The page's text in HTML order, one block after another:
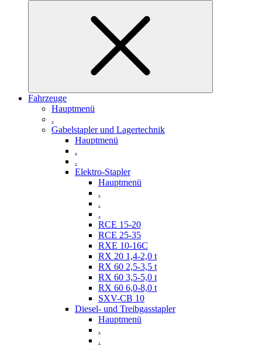
Fahrzeuge
Hauptmenü
.
Gabelstapler und Lagertechnik
Hauptmenü
.
.
Elektro-Stapler
Hauptmenü
.
.
.
RCE 15-20
RCE 25-35
RXE 10-16C
RX 20 1,4-2,0 t
RX 60 2,5-3,5 t
RX 60 3,5-5,0 t
RX 60 6,0-8,0 t
SXV-CB 10
Diesel- und Treibgasstapler
Hauptmenü
.
.